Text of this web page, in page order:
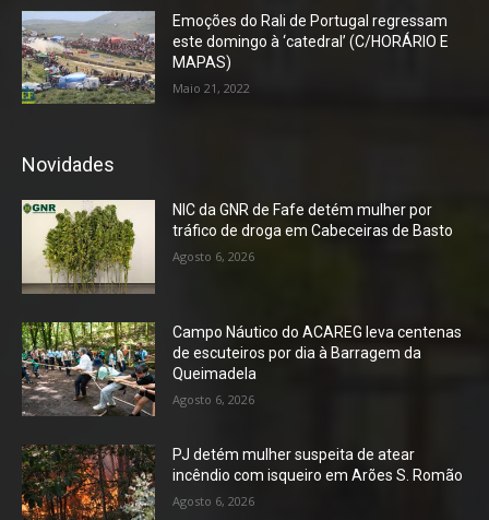
Emoções do Rali de Portugal regressam
este domingo à ‘catedral’ (C/HORÁRIO E
MAPAS)
Maio 21, 2022
Novidades
NIC da GNR de Fafe detém mulher por
tráfico de droga em Cabeceiras de Basto
Agosto 6, 2026
Campo Náutico do ACAREG leva centenas
de escuteiros por dia à Barragem da
Queimadela
Agosto 6, 2026
PJ detém mulher suspeita de atear
incêndio com isqueiro em Arões S. Romão
Agosto 6, 2026